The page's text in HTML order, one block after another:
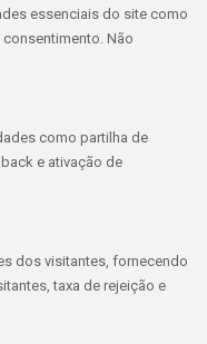
essenciais do site como
Não
como partilha de
e ativação de
dos visitantes, fornecendo
taxa de rejeição e